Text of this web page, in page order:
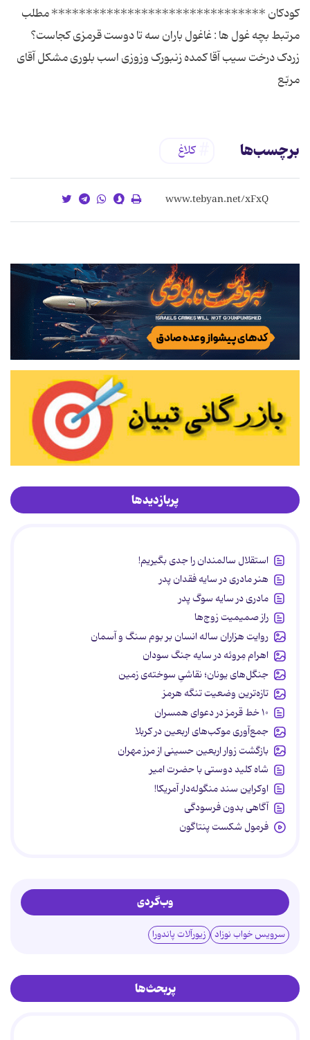
کودکان ******************************* مطلب
مرتبط بچه غول ها : غاغول باران سه تا دوست قرمزی کجاست؟
زردک درخت سیب آقا کمده زنبورک وزوزی اسب بلوری مشکل آقای
مربّع
برچسب‌ها کلاغ
پربازدیدها
استقلال سالمندان را جدی بگیریم!
هنر مادری در سایه‌ فقدان پدر
مادری در سایه سوگ پدر
راز صمیمیت زوج‌ها
روایت هزاران ساله انسان بر بوم سنگ و آسمان
اهرام مِروئه در سایه جنگ سودان
جنگل‌های یونان؛ نقاشیِ سوخته‌ی زمین
تازه‌ترین وضعیت تنگه هرمز
۱۰ خط قرمز در دعوای همسران
جمع‌آوری موکب‌های اربعین در کربلا
بازگشت زوار اربعین حسینی از مرز مهران
شاه کلید دوستی با حضرت امیر
اوکراین سند منگوله‌دار آمریکا!
آگاهی بدون فرسودگی
فرمول شکست پنتاگون
وب‌گردی
سرویس خواب نوزاد زیورآلات پاندورا
پربحث‌ها